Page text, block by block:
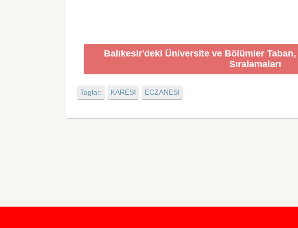
Balıkesir'deki Üniversite ve Bölümler Taban,
Sıralamaları
Taglar: KARESI ECZANESI